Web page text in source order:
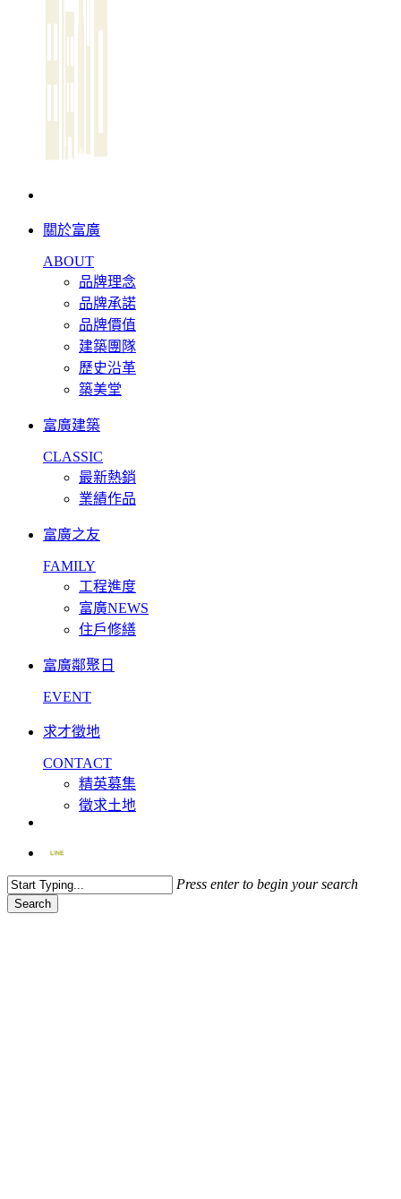
關於富廣
ABOUT
品牌理念
品牌承諾
品牌價值
建築團隊
歷史沿革
築美堂
富廣建築
CLASSIC
最新熱銷
業績作品
富廣之友
FAMILY
工程進度
富廣NEWS
住戶修繕
富廣鄰聚日
EVENT
求才徵地
CONTACT
精英募集
徵求土地
Press enter to begin your search
Search